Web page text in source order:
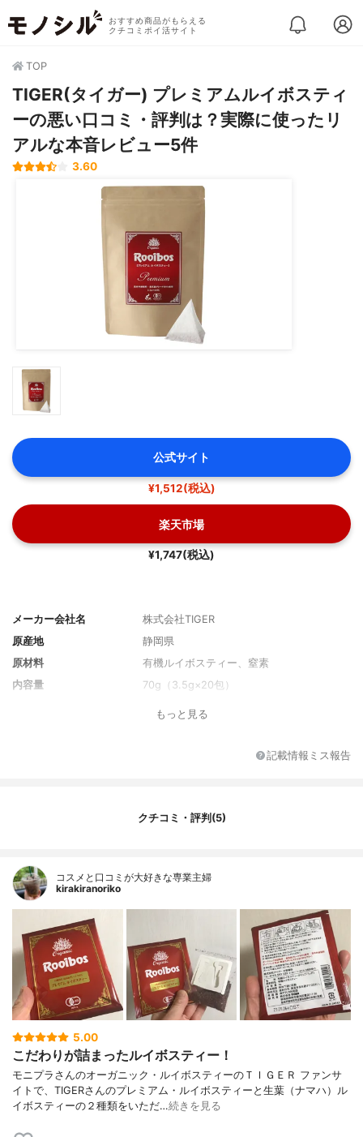
おすすめ商品がもらえる
クチコミポイ活サイト
TOP
TIGER(タイガー) プレミアムルイボスティ
ーの悪い口コミ・評判は？実際に使ったリ
アルな本音レビュー5件
3.60
公式サイト
¥1,512(税込)
楽天市場
¥1,747(税込)
メーカー会社名
株式会社TIGER
原産地
静岡県
原材料
有機ルイボスティー、窒素
内容量
70g（3.5g×20包）
もっと見る
記載情報ミス報告
クチコミ・評判(5)
コスメと口コミが大好きな専業主婦
kirakiranoriko
5.00
こだわりが詰まったルイボスティー！
モニプラさんのオーガニック・ルイボスティーのＴＩＧＥＲ ファンサ
イトで、TIGERさんのプレミアム・ルイボスティーと生葉（ナマハ）ル
イボスティーの２種類をいただ…続きを見る